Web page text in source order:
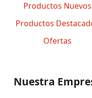
Productos Nuevos
Productos
Ofertas
Nuestra